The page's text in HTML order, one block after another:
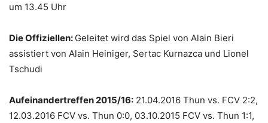
um 13.45 Uhr
Die Offiziellen: Geleitet wird das Spiel von Alain Bieri
assistiert von Alain Heiniger, Sertac Kurnazca und Lionel
Tschudi
Aufeinandertreffen 2015/16: 21.04.2016 Thun vs. FCV 2:2,
12.03.2016 FCV vs. Thun 0:0, 03.10.2015 FCV vs. Thun 1:1,